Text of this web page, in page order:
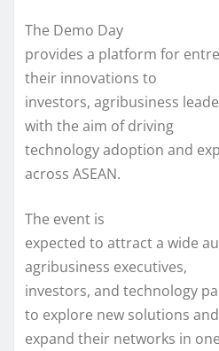
The Demo Day
provides a platform for
their innovations to
investors, agribusiness
with the aim of driving
technology adoption and
across ASEAN.
The event is
expected to attract a wide
agribusiness executives,
investors, and technology
to explore new solutions and
expand their networks in